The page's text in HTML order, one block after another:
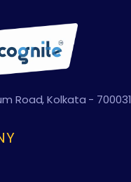
Road, Kolkata - 700031